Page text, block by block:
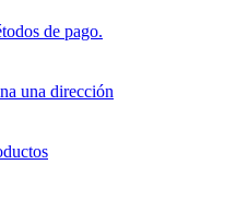
de pago.
una dirección